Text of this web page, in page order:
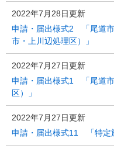
2022年7月28日更新
申請・届出様式2 「尾道
市・上川辺処理区）」
2022年7月27日更新
申請・届出様式1 「尾道
区）」
2022年7月27日更新
申請・届出様式11 「特定